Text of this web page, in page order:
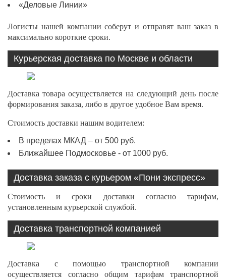
«Деловые Линии»
Логисты нашей компании соберут и отправят ваш заказ в
максимально короткие сроки.
Курьерская доставка по Москве и области
Доставка товара осуществляется на следующий день после
формирования заказа, либо в другое удобное Вам время.
Стоимость доставки нашим водителем:
В пределах МКАД – от 500 руб.
Ближайшее Подмосковье - от 1000 руб.
Доставка заказа с курьером «Пони экспресс»
Стоимость и сроки доставки согласно тарифам,
установленным курьерской службой.
Доставка транспортной компанией
Доставка с помощью транспортной компании
осуществляется согласно общим тарифам транспортной